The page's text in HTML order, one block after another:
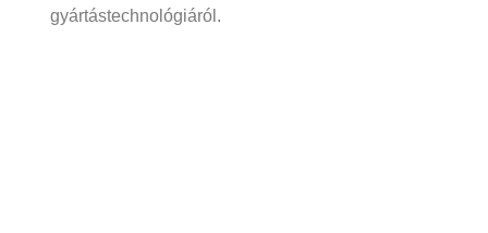
gyártástechnológiáról.